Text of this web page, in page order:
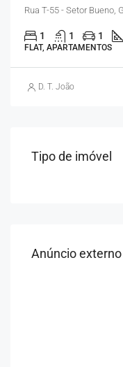
Rua T-55 - Setor Bueno,
1 1 1
FLAT, APARTAMENTOS
D. T. João
Tipo de imóvel
Anúncio externo